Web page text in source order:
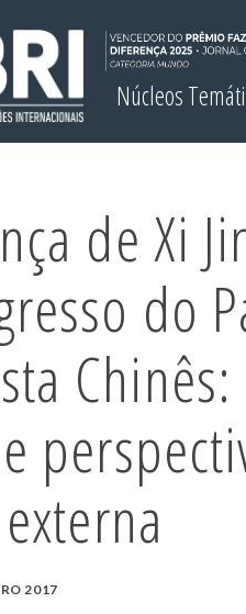
Núcleos
de Xi
do
2017